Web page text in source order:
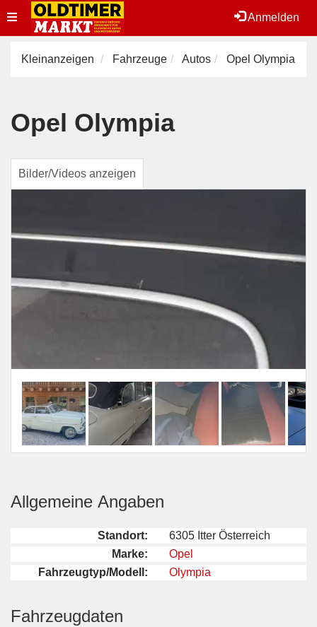
Anmelden
Toggle
navigation
Kleinanzeigen Fahrzeuge Autos Opel Olympia
Opel Olympia
Bilder/Videos anzeigen
Allgemeine Angaben
Standort:
6305 Itter Österreich
Marke:
Opel
Fahrzeugtyp/Modell:
Olympia
Fahrzeugdaten